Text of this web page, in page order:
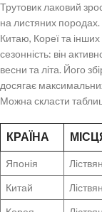
Трутовик лаковий
на листяних породах.
Китаю, Кореї та
сезонність: він
весни та літа. Його
досягає
Можна скласти
КРАЇНА
Японія
Китай